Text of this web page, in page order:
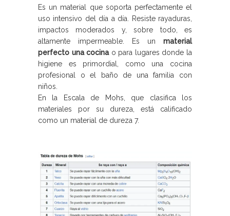
Es un material que soporta perfectamente el
uso intensivo del día a día. Resiste rayaduras,
impactos moderados y, sobre todo, es
altamente impermeable. Es un material
perfecto una cocina o para lugares donde la
higiene es primordial, como una cocina
profesional o el baño de una familia con
niños.
En la Escala de Mohs, que clasifica los
materiales por su dureza, está calificado
como un material de dureza 7.